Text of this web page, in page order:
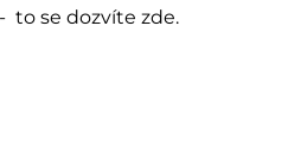
to se dozvíte zde.